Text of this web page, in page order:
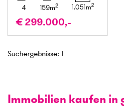
4 159m2 1.051m2
€ 299.000,-
Suchergebnisse: 1
Immobilien kaufen in